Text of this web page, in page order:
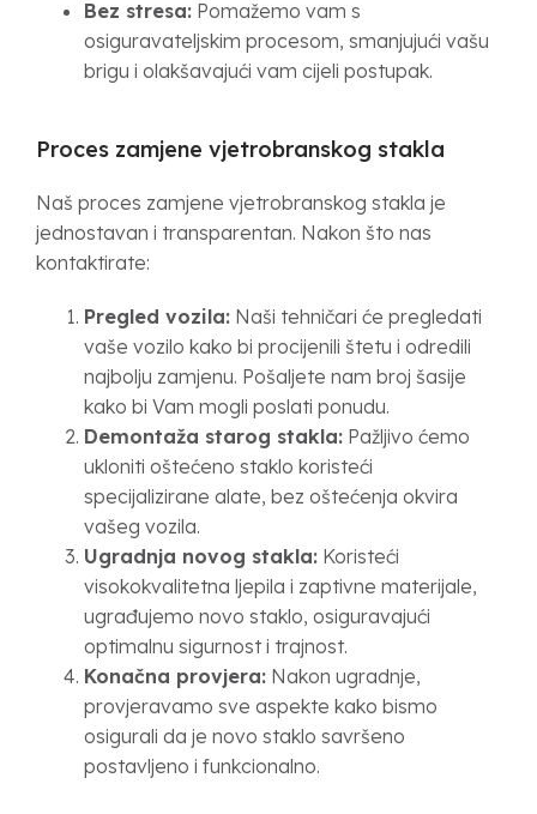
Bez stresa: Pomažemo vam s
osiguravateljskim procesom, smanjujući vašu
brigu i olakšavajući vam cijeli postupak.
Proces zamjene vjetrobranskog stakla
Naš proces zamjene vjetrobranskog stakla je
jednostavan i transparentan. Nakon što nas
kontaktirate:
Pregled vozila: Naši tehničari će pregledati
vaše vozilo kako bi procijenili štetu i odredili
najbolju zamjenu. Pošaljete nam broj šasije
kako bi Vam mogli poslati ponudu.
Demontaža starog stakla: Pažljivo ćemo
ukloniti oštećeno staklo koristeći
specijalizirane alate, bez oštećenja okvira
vašeg vozila.
Ugradnja novog stakla: Koristeći
visokokvalitetna ljepila i zaptivne materijale,
ugrađujemo novo staklo, osiguravajući
optimalnu sigurnost i trajnost.
Konačna provjera: Nakon ugradnje,
provjeravamo sve aspekte kako bismo
osigurali da je novo staklo savršeno
postavljeno i funkcionalno.